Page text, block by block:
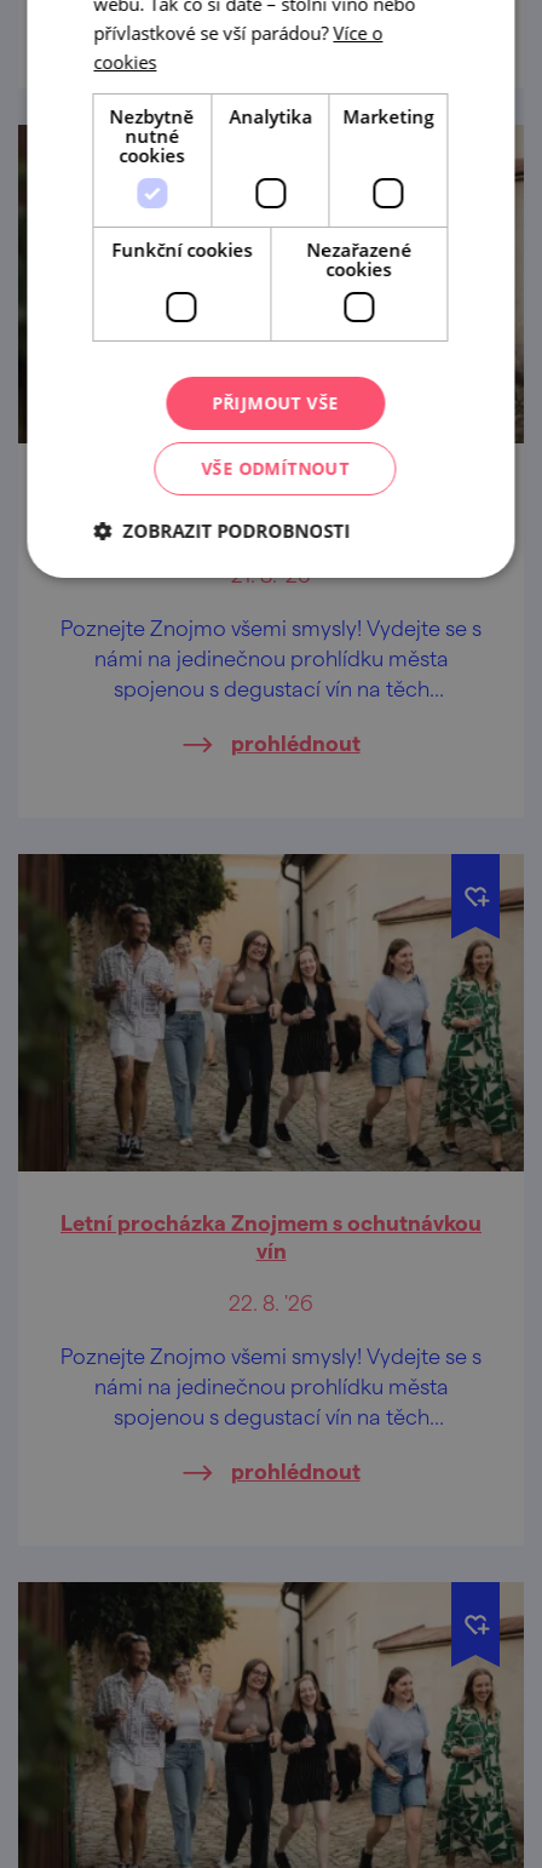
prohlédnout
Letní procházka Znojmem s ochutnávkou
vín
21. 8. '26
Poznejte Znojmo všemi smysly! Vydejte se s
námi na jedinečnou prohlídku města
spojenou s degustací vín na těch
prohlédnout
Letní procházka Znojmem s ochutnávkou
vín
22. 8. '26
Poznejte Znojmo všemi smysly! Vydejte se s
námi na jedinečnou prohlídku města
spojenou s degustací vín na těch
prohlédnout
přívlastkové se vší parádou?Více o
cookies
Nezbytně
nutné
cookies
Analytika Marketing
Funkční cookies
Nezařazené
cookies
PŘIJMOUT VŠE
VŠE ODMÍTNOUT
ZOBRAZIT PODROBNOSTI